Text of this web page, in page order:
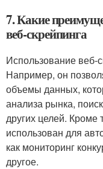
7. Какие
веб-скрейпинга
Использование веб-
Например, он
объемы данных,
анализа рынка,
других целей. Кроме
использован для
как мониторинг
другое.